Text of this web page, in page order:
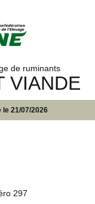
de ruminants
VIANDE
le 21/07/2026
297